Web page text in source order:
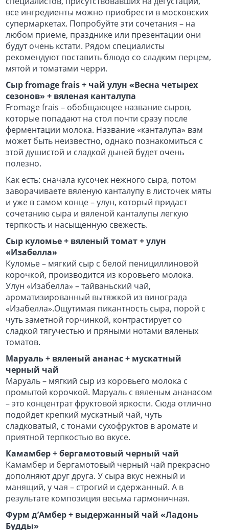
все ингредиенты можно приобрести в московских
супермаркетах. Попробуйте эти сочетания – на
любом приеме, празднике или презентации они
будут очень кстати. Рядом специалисты
рекомендуют поставить блюдо со сладким перцем,
мятой и томатами черри.
Сырfromagefrais+ чай улун «Весна четырех
сезонов» + вяленая канталупа
Fromage frais – обобщающее название сыров,
которые попадают на стол почти сразу после
ферментации молока. Название «канталупа» вам
может быть неизвестно, однако познакомиться с
этой душистой и сладкой дыней будет очень
полезно.
Как есть: сначала кусочек нежного сыра, потом
заворачиваете вяленую канталупу в листочек мяты
и уже в самом конце – улун, который придаст
сочетанию сыра и вяленой канталупы легкую
терпкость и насыщенную свежесть.
Сыр куломье + вяленый томат + улун
«Изабелла»
Куломье – мягкий сыр с белой пенициллиновой
корочкой, производится из коровьего молока.
Улун «Изабелла» – тайваньский чай,
ароматизированный вытяжкой из винограда
«Изабелла».Ощутимая пикантность сыра, порой с
чуть заметной горчинкой, контрастирует со
сладкой тягучестью и пряными нотами вяленых
томатов.
Маруаль + вяленый ананас + мускатный
черный чай
Маруаль – мягкий сыр из коровьего молока с
промытой корочкой. Маруаль с вяленым ананасом
– это концентрат фруктовой яркости. Сюда отлично
подойдет крепкий мускатный чай, чуть
сладковатый, с тонами сухофруктов в аромате и
приятной терпкостью во вкусе.
Камамбер + бергамотовый черный чай
Камамбер и бергамотовый черный чай прекрасно
дополняют друг друга. У сыра вкус нежный и
манящий, у чая – строгий и сдержанный. А в
результате композиция весьма гармоничная.
Фурм д’Амбер+ выдержанный чай «Ладонь
Будды»